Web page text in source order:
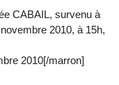
CABAIL, survenu à
2010, à 15h,
2010[/marron]